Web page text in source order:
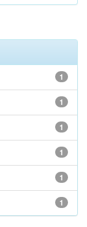
1
1
1
1
1
1